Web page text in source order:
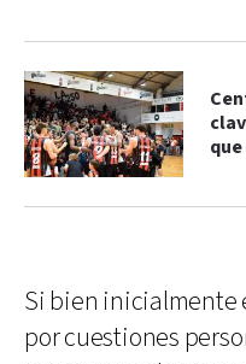
Si bien inicialmente
por cuestiones